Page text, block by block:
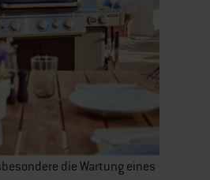
die Wartung eines